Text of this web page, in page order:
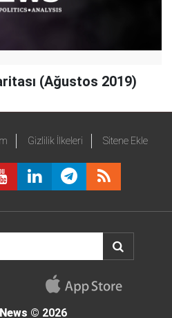
(Ağustos 2019)
Gizlilik İlkeleri Sitene Ekle
© 2026